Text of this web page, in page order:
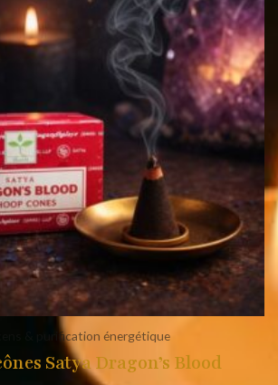
& purification énergétique
Satya Dragon’s Blood